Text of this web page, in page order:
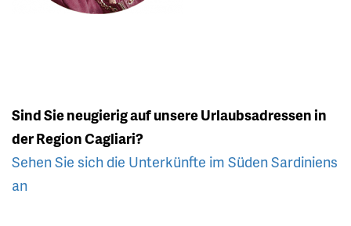
Sind Sie neugierig auf unsere Urlaubsadressen in
der Region Cagliari?
Sehen Sie sich die Unterkünfte im Süden Sardiniens
an